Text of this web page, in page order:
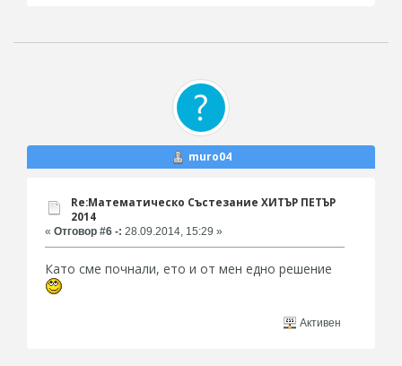
muro04
Re:Математическо Състезание ХИТЪР ПЕТЪР
2014
« Отговор #6 -: 28.09.2014, 15:29 »
Като сме почнали, ето и от мен едно решение
Активен